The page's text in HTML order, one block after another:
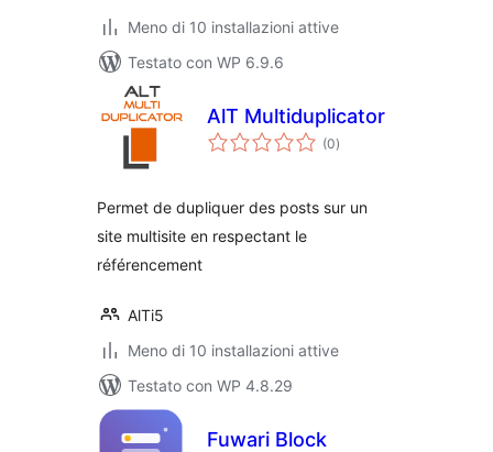
Meno di 10 installazioni attive
Testato con WP 6.9.6
AlT Multiduplicator
(0valutazioni
totali
)
Permet de dupliquer des posts sur un
site multisite en respectant le
référencement
AlTi5
Meno di 10 installazioni attive
Testato con WP 4.8.29
Fuwari Block